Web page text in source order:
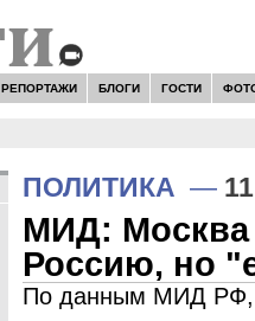
РЕПОРТАЖИ БЛОГИ ГОСТИ
ПОЛИТИКА —
МИД: Москва
Россию, но
По данным МИД РФ,